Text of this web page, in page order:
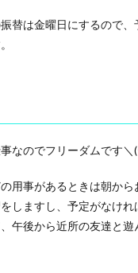
替は金曜日にするので、
なのでフリーダムです＼
用事があるときは朝か
しますし、予定がなけ
午後から近所の友達と遊